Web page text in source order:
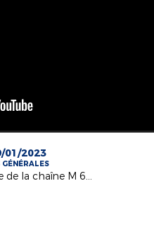
01/2023
Un reportage de la chaîne M 6, sur M. Brice PARINET, Président de la Commission Départementale de l'Arbitrage du District, et la Classe Arbitrage du Collège Jules Verne des MUREAUX